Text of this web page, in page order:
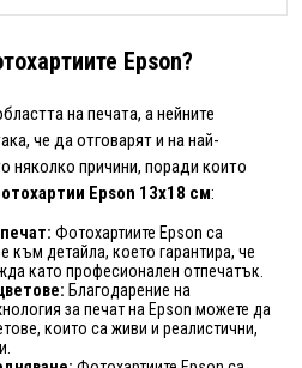
Epson?
на печата, а нейните
че да отговарят и на най-
няколко причини, поради които
Epson 13x18 см:
Фотохартиите Epson са
към детайла, което гарантира, че
като професионален отпечатък.
Благодарение на
за печат на Epson можете да
които са живи и реалистични,